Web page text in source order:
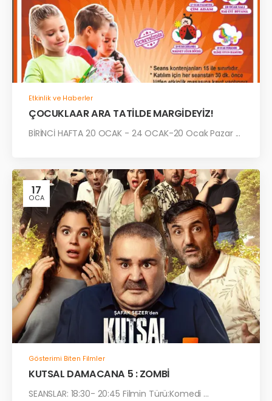
Etkinlik ve Haberler
ÇOCUKLAAR ARA TATİLDE MARGİDEYİZ!
BİRİNCİ HAFTA 20 OCAK - 24 OCAK-20 Ocak Pazar ...
17
OCA
Gösterimi Biten Filmler
KUTSAL DAMACANA 5 : ZOMBİ
SEANSLAR: 18:30- 20:45 Filmin Türü:Komedi ...